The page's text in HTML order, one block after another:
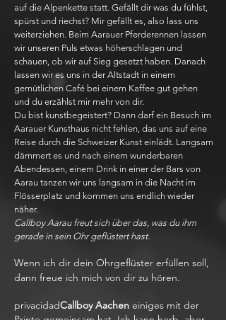
auf die Alpenkette statt. Gefällt dir was du fühlst,
spürst und riechst? Mir gefällt es, also lass uns
weiterziehen. Beim Aarauer Pferderennen lassen
wir unseren Puls etwas höherschlagen und
schauen, ob wir auf Sieg gesetzt haben. Danach
lassen wir es uns in der Altstadt in einem
gemütlichen Café bei einem Kaffee gut gehen
und du erzählst mir mehr von dir.
Du bist kunstbegeistert? Dann darf ein Besuch im
Aarauer Kunsthaus nicht fehlen, das uns auf eine
Reise durch die Schweizer Kunst einlädt. Langsam
dämmert es und nach einem wunderbaren
Abendessen, einem Drink in einer der Bars von
Aarau tanzen wir uns langsam in die Nacht im
Flösserplatz und kommen uns endlich wieder
näher.
Callboy Aarau freut sich über das, was du ihm
gerade in sein Ohr geflüstert hast.
Wenn ich dir dein Ohrgeflüster erfüllen soll,
dann freue ich mich von dir zu hören.
privacidadCallboy Aachen einiges mit der